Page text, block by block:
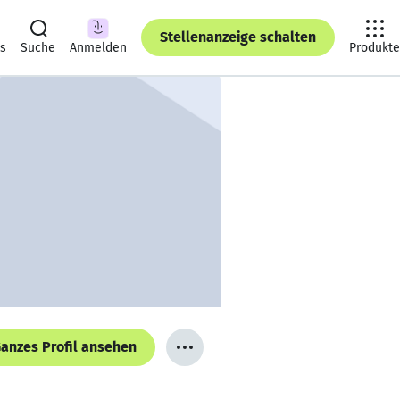
Suche Anmelden
Stellenanzeige schalten
Produkte
Profil ansehen